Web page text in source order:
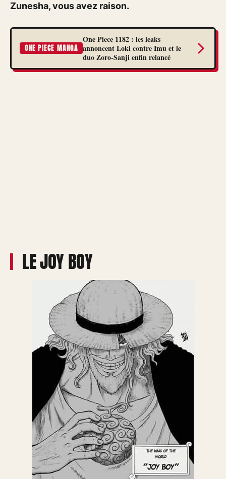
Zunesha, vous avez raison.
ONE PIECE MANGA
One Piece 1182 : les leaks
annoncent Loki contre Imu et le
duo Zoro-Sanji enfin relancé
LE JOY BOY